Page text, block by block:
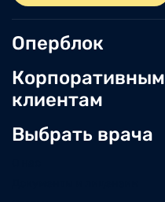
Оперблок
Корпоративным
клиентам
Выбрать врача